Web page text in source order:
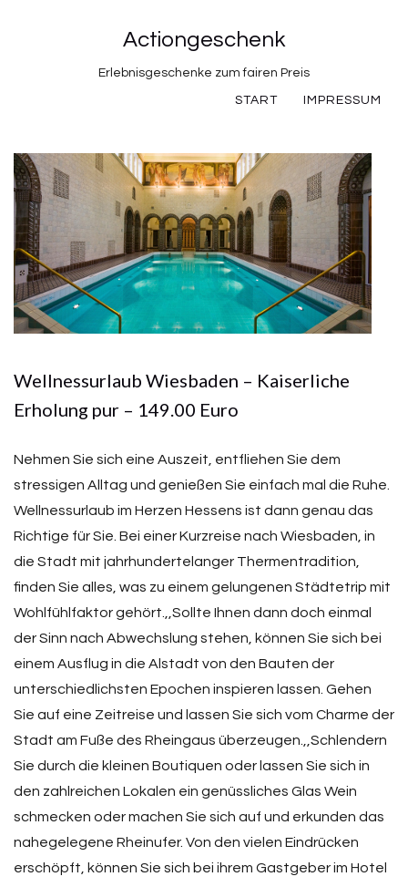
Actiongeschenk
Erlebnisgeschenke zum fairen Preis
START IMPRESSUM
Wellnessurlaub Wiesbaden – Kaiserliche
Erholung pur – 149.00 Euro
Nehmen Sie sich eine Auszeit, entfliehen Sie dem
stressigen Alltag und genießen Sie einfach mal die Ruhe.
Wellnessurlaub im Herzen Hessens ist dann genau das
Richtige für Sie. Bei einer Kurzreise nach Wiesbaden, in
die Stadt mit jahrhundertelanger Thermentradition,
finden Sie alles, was zu einem gelungenen Städtetrip mit
Wohlfühlfaktor gehört.,,Sollte Ihnen dann doch einmal
der Sinn nach Abwechslung stehen, können Sie sich bei
einem Ausflug in die Alstadt von den Bauten der
unterschiedlichsten Epochen inspieren lassen. Gehen
Sie auf eine Zeitreise und lassen Sie sich vom Charme der
Stadt am Fuße des Rheingaus überzeugen.,,Schlendern
Sie durch die kleinen Boutiquen oder lassen Sie sich in
den zahlreichen Lokalen ein genüssliches Glas Wein
schmecken oder machen Sie sich auf und erkunden das
nahegelegene Rheinufer. Von den vielen Eindrücken
erschöpft, können Sie sich bei ihrem Gastgeber im Hotel